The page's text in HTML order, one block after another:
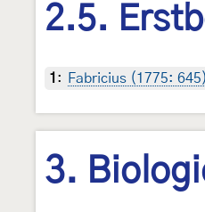
2.5.
1 : Fabricius (1775: 645)
3.